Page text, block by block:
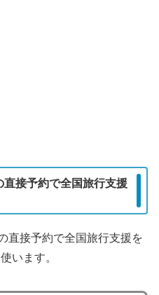
接予約で全国旅行支援
直接予約で全国旅行支援を
います。